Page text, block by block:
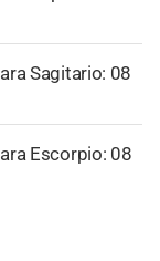
Sagitario: 08
Escorpio: 08